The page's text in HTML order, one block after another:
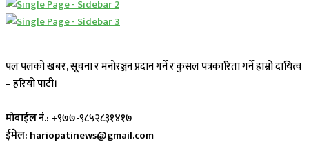
पल पलको खबर, सूचना र मनोरञ्जन प्रदान गर्ने र कुसल पत्रकारिता गर्ने हाम्रो दायित्व
– हरियो पाटी।
मोबाईल नं.: +९७७-९८५२८३१४१७
ईमेल: hariopatinews@gmail.com